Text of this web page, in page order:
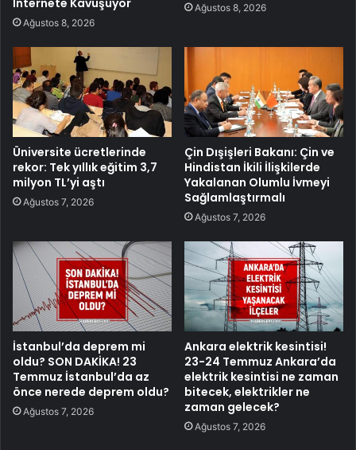
Ağustos 8, 2026
Ağustos 8, 2026
Üniversite ücretlerinde
rekor: Tek yıllık eğitim 3,7
milyon TL’yi aştı
Ağustos 7, 2026
Çin Dışişleri Bakanı: Çin ve
Hindistan İkili İlişkilerde
Yakalanan Olumlu İvmeyi
Sağlamlaştırmalı
Ağustos 7, 2026
İstanbul’da deprem mi
oldu? SON DAKİKA! 23
Temmuz İstanbul’da az
önce nerede deprem oldu?
Ağustos 7, 2026
Ankara elektrik kesintisi!
23-24 Temmuz Ankara’da
elektrik kesintisi ne zaman
bitecek, elektrikler ne
zaman gelecek?
Ağustos 7, 2026